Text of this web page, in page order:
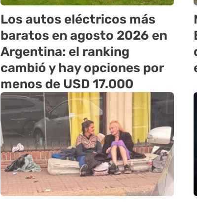
Los autos eléctricos más
baratos en agosto 2026 en
Argentina: el ranking
cambió y hay opciones por
menos de USD 17.000